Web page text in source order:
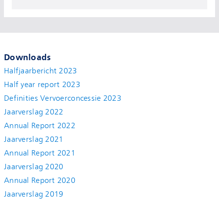
Downloads
Halfjaarbericht 2023
Half year report 2023
Definities Vervoerconcessie 2023
Jaarverslag 2022
Annual Report 2022
Jaarverslag 2021
Annual Report 2021
Jaarverslag 2020
Annual Report 2020
Jaarverslag 2019